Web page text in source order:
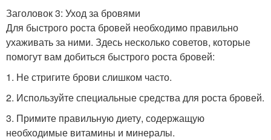
Заголовок 3: Уход за бровями
Для быстрого роста бровей необходимо правильно
ухаживать за ними. Здесь несколько советов, которые
помогут вам добиться быстрого роста бровей:
1. Не стригите брови слишком часто.
2. Используйте специальные средства для роста бровей.
3. Примите правильную диету, содержащую
необходимые витамины и минералы.